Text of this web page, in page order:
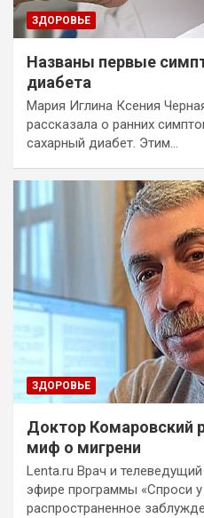
ЗДОРОВЬЕ
Названы первые
диабета
Мария Иглина Ксения
рассказала о ранних
сахарный диабет. Этим…
ЗДОРОВЬЕ
Доктор Комаровский
миф о мигрени
Lenta.ru Врач и
эфире программы «Спроси
распространенное